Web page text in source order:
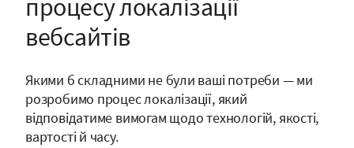
процесу локалізації
вебсайтів
Якими б складними не були ваші потреби — ми
розробимо процес локалізації, який
відповідатиме вимогам щодо технологій, якості,
вартості й часу.